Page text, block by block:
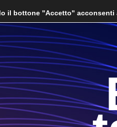
il bottone "Accetto"